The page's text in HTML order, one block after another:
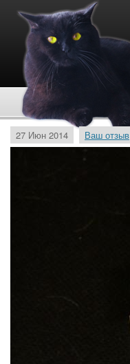
27 Июн 2014 Ваш отзыв